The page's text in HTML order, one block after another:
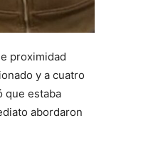
proximidad
y a cuatro
que estaba
abordaron